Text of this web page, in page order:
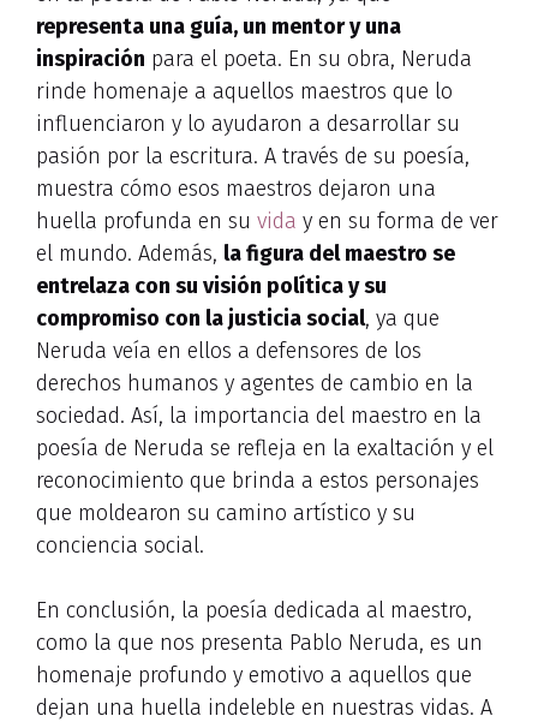
representa una guía, un mentor y una
inspiración para el poeta. En su obra, Neruda
rinde homenaje a aquellos maestros que lo
influenciaron y lo ayudaron a desarrollar su
pasión por la escritura. A través de su poesía,
muestra cómo esos maestros dejaron una
huella profunda en su vida y en su forma de ver
el mundo. Además, la figura del maestro se
entrelaza con su visión política y su
compromiso con la justicia social, ya que
Neruda veía en ellos a defensores de los
derechos humanos y agentes de cambio en la
sociedad. Así, la importancia del maestro en la
poesía de Neruda se refleja en la exaltación y el
reconocimiento que brinda a estos personajes
que moldearon su camino artístico y su
conciencia social.
En conclusión, la poesía dedicada al maestro,
como la que nos presenta Pablo Neruda, es un
homenaje profundo y emotivo a aquellos que
dejan una huella indeleble en nuestras vidas. A